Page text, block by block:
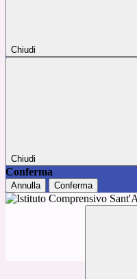
Chiudi
Chiudi
Conferma
Annulla Conferma